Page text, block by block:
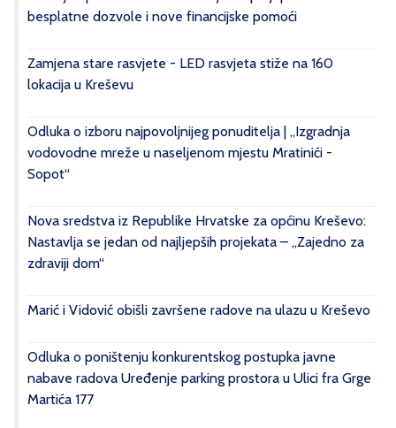
besplatne dozvole i nove financijske pomoći
Zamjena stare rasvjete - LED rasvjeta stiže na 160
lokacija u Kreševu
Odluka o izboru najpovoljnijeg ponuditelja | „Izgradnja
vodovodne mreže u naseljenom mjestu Mratinići -
Sopot“
Nova sredstva iz Republike Hrvatske za općinu Kreševo:
Nastavlja se jedan od najljepših projekata – „Zajedno za
zdraviji dom“
Marić i Vidović obišli završene radove na ulazu u Kreševo
Odluka o poništenju konkurentskog postupka javne
nabave radova Uređenje parking prostora u Ulici fra Grge
Martića 177